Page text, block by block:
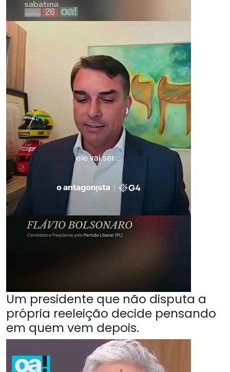
Um presidente que não disputa a
própria reeleição decide pensando
em quem vem depois.